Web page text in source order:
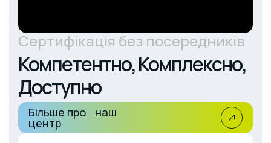
Сертифікація без посередників
Компетентно, Комплексно,
Доступно
Більше про наш
центр